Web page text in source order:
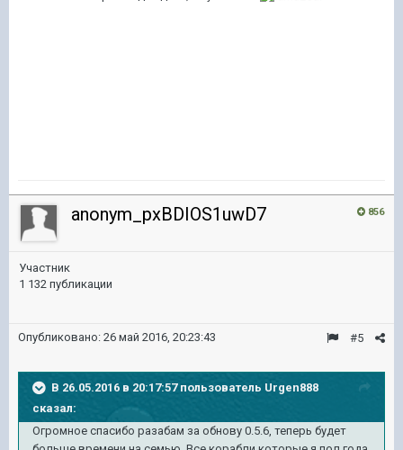
856
anonym_pxBDIOS1uwD7
Участник
1 132 публикации
#5
Опубликовано: 26 май 2016, 20:23:43
В 26.05.2016 в 20:17:57 пользователь Urgen888
сказал:
Огромное спасибо разабам за обнову 0.5.6, теперь будет